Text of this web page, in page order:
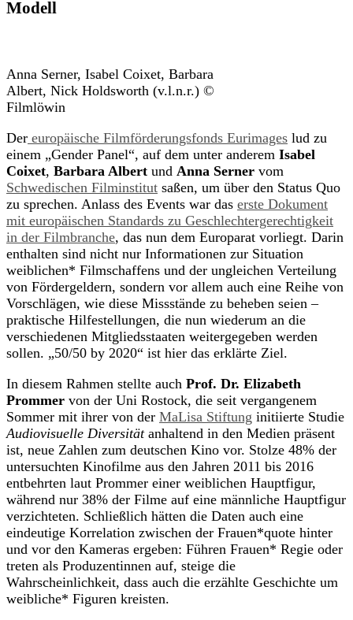
Modell
Anna Serner, Isabel Coixet, Barbara
Albert, Nick Holdsworth (v.l.n.r.) ©
Filmlöwin
Der europäische Filmförderungsfonds Eurimages lud zu
einem „Gender Panel“, auf dem unter anderem Isabel
Coixet, Barbara Albert und Anna Serner vom
Schwedischen Filminstitut saßen, um über den Status Quo
zu sprechen. Anlass des Events war das erste Dokument
mit europäischen Standards zu Geschlechtergerechtigkeit
in der Filmbranche, das nun dem Europarat vorliegt. Darin
enthalten sind nicht nur Informationen zur Situation
weiblichen* Filmschaffens und der ungleichen Verteilung
von Fördergeldern, sondern vor allem auch eine Reihe von
Vorschlägen, wie diese Missstände zu beheben seien –
praktische Hilfestellungen, die nun wiederum an die
verschiedenen Mitgliedsstaaten weitergegeben werden
sollen. „50/50 by 2020“ ist hier das erklärte Ziel.
In diesem Rahmen stellte auch Prof. Dr. Elizabeth
Prommer von der Uni Rostock, die seit vergangenem
Sommer mit ihrer von der MaLisa Stiftung initiierte Studie
Audiovisuelle Diversitätanhaltend in den Medien präsent
ist, neue Zahlen zum deutschen Kino vor. Stolze 48% der
untersuchten Kinofilme aus den Jahren 2011 bis 2016
entbehrten laut Prommer einer weiblichen Hauptfigur,
während nur 38% der Filme auf eine männliche Hauptfigur
verzichteten. Schließlich hätten die Daten auch eine
eindeutige Korrelation zwischen der Frauen*quote hinter
und vor den Kameras ergeben: Führen Frauen* Regie oder
treten als Produzentinnen auf, steige die
Wahrscheinlichkeit, dass auch die erzählte Geschichte um
weibliche* Figuren kreisten.